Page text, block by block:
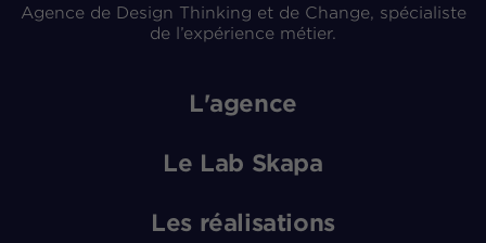
Agence de Design Thinking et de Change, spécialiste
de l’expérience métier.
L'agence
Le Lab Skapa
Les réalisations